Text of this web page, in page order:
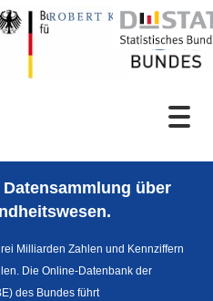
über
Milliarden Zahlen und Kennziffern
Die Online-Datenbank der
des Bundes führt